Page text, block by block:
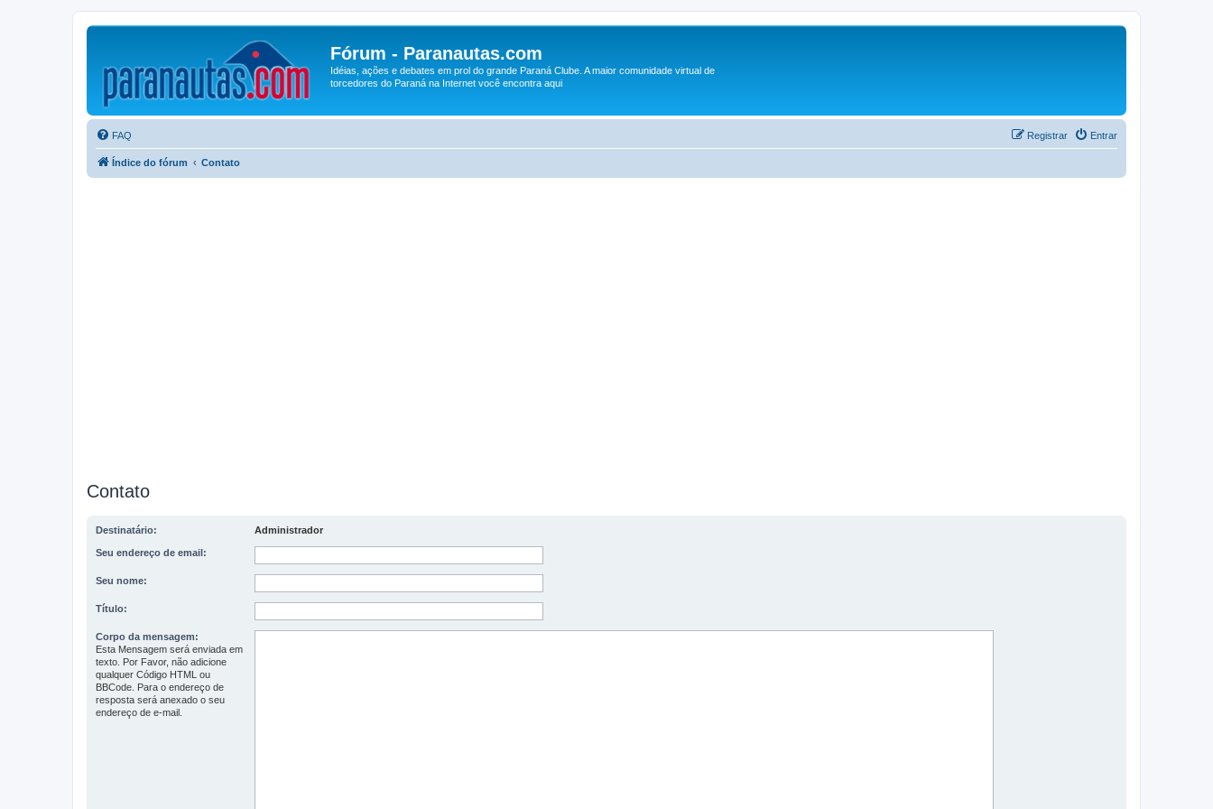
Fórum - Paranautas.com
Idéias, ações e debates em prol do grande Paraná Clube. A maior comunidade virtual de
torcedores do Paraná na Internet você encontra aqui
FAQ Entrar
Registrar
Índice do fórum Contato
Contato
Destinatário: Administrador
Seu endereço de email:
Seu nome:
Título:
Corpo da mensagem:
Esta Mensagem será enviada em
texto. Por Favor, não adicione
qualquer Código HTML ou
BBCode. Para o endereço de
resposta será anexado o seu
endereço de e-mail.